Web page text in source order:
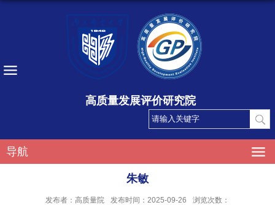
高质量发展评价研究院
导航
朱敏
发布者：高质量院 发布时间：2025-09-26 浏览次数：